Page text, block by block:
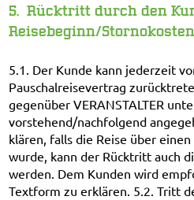
5. Rücktritt durch den
Reisebeginn/Stornokosten
5.1. Der Kunde kann jederzeit
Pauschalreisevertrag
gegenüber VERANSTALTER
vorstehend/nachfolgend
klären, falls die Reise über
wurde, kann der Rücktritt auch
werden. Dem Kunden wird
Textform zu erklären. 5.2. Tritt